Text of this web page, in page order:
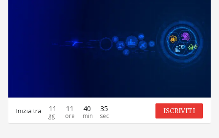
Inizia tra 11 11 40 35 ISCRIVITI